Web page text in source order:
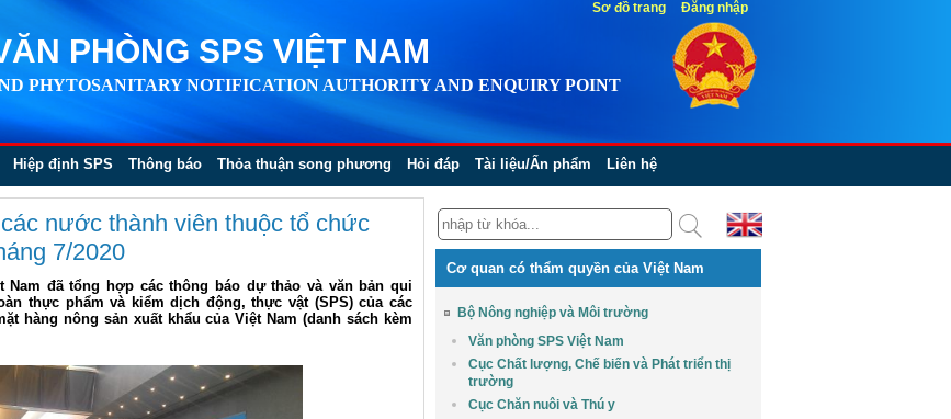
PHÒNG SPS VIỆT NAM
PHYTOSANITARY NOTIFICATION AUTHORITY AND ENQUIRY POINT
Hiệp định SPS Thông báo Thỏa thuận song phương Hỏi đáp Tài liệu/Ấn phẩm Liên hệ
nước thành viên thuộc tổ chức
7/2020
Nam đã tổng hợp các thông báo dự thảo và văn bản qui
thực phẩm và kiểm dịch động, thực vật (SPS) của các
hàng nông sản xuất khẩu của Việt Nam (danh sách kèm
Cơ quan có thẩm quyền của Việt Nam
Bộ Nông nghiệp và Môi trường
Văn phòng SPS Việt Nam
Cục Chất lượng, Chế biến và Phát triển thị
trường
Cục Chăn nuôi và Thú y
Sơ đồ trang Đăng nhập